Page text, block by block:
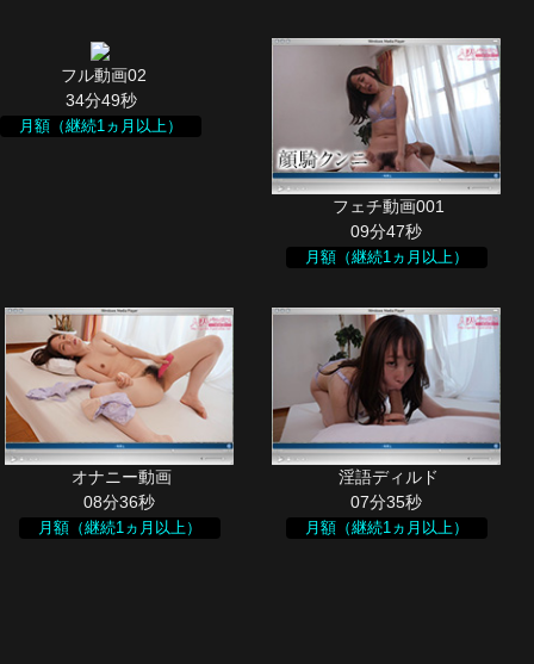
34分49秒
月額（継続1ヵ月以上）
09分47秒
月額（継続1ヵ月以上）
08分36秒
月額（継続1ヵ月以上）
07分35秒
月額（継続1ヵ月以上）